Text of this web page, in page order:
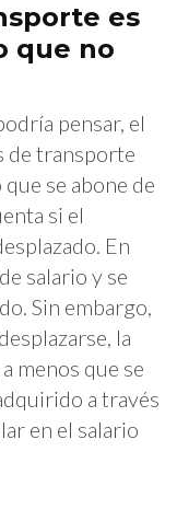
es
que no
pensar, el
de transporte
se abone de
si el
En
salario y se
Sin embargo,
la
menos que se
a través
en el salario